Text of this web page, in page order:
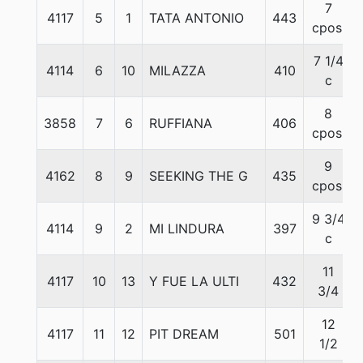
4117 5 1 TATA ANTONIO 443
7
cpos.
4114 6 10 MILAZZA 410
7 1/4
c
3858 7 6 RUFFIANA 406
8
cpos.
4162 8 9 SEEKING THE G 435
9
cpos.
4114 9 2 MI LINDURA 397
9 3/4
c
4117 10 13 Y FUE LA ULTI 432
11
3/4
4117 11 12 PIT DREAM 501
12
1/2